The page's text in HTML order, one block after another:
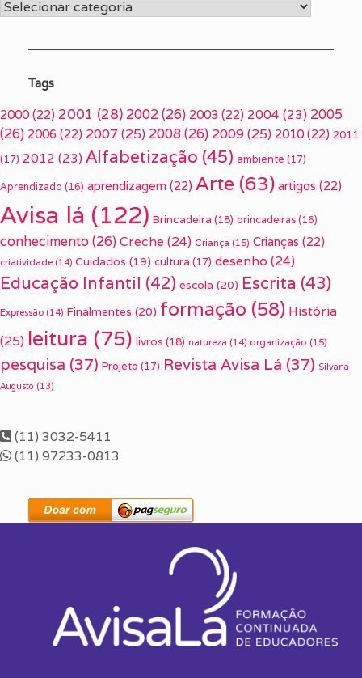
Categorias
Tags
2000 (22) 2001 (28) 2002(26) 2003 (22) 2004 (23) 2005
(26) 2006 (22) 2007 (25) 2008(26) 2009(25) 2010 (22) 2011
(17) 2012 (23) Alfabetização (45) ambiente (17)
Aprendizado (16) aprendizagem (22) Arte (63) artigos (22)
Avisa lá (122) Brincadeira (18) brincadeiras (16)
conhecimento(26) Creche (24) Criança (15) Crianças (22)
criatividade (14) Cuidados (19) cultura (17) desenho (24)
Educação Infantil (42) escola (20) Escrita (43)
Expressão (14) Finalmentes (20) formação (58) História
(25) leitura (75) livros (18) natureza (14) organização (15)
pesquisa (37) Projeto (17) Revista Avisa Lá (37) Silvana
Augusto (13)
(11) 3032-5411
(11) 97233-0813